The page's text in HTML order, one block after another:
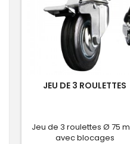
JEU DE 3 ROULETTES
Jeu de 3 roulettes Ø 75
avec blocages